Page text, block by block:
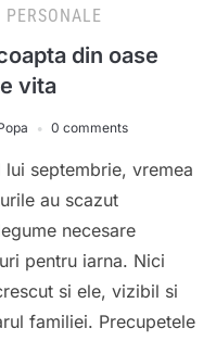
PERSONALE
din oase
vita
0 comments
septembrie, vremea
au scazut
necesare
pentru iarna. Nici
si ele, vizibil si
familiei. Precupetele